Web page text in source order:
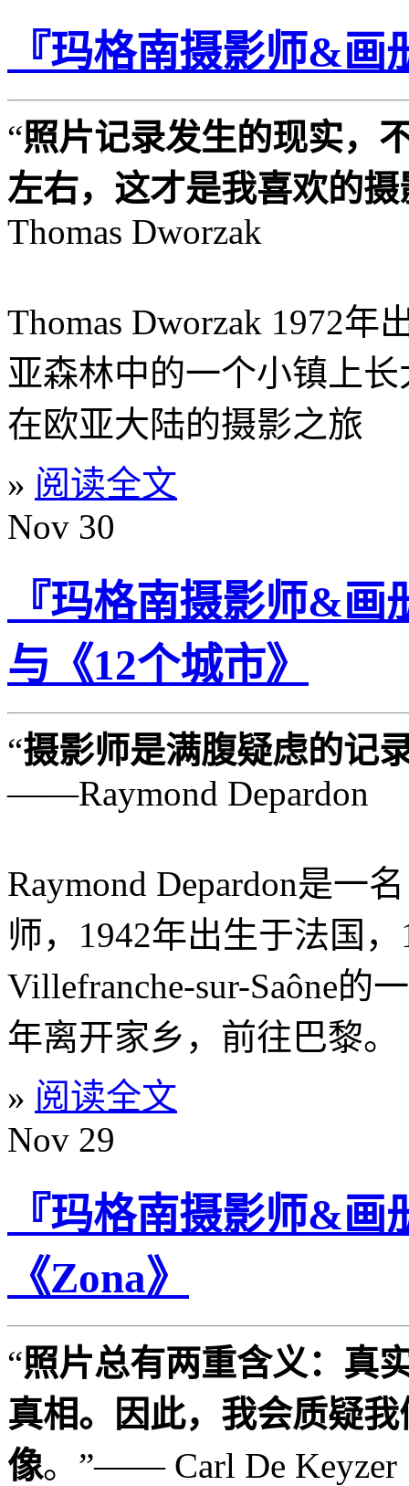
『玛格南摄影师&
“照片记录发生的现实，
左右，这才是我喜欢的
Thomas Dworzak
Thomas Dworzak 1972
亚森林中的一个小镇上
在欧亚大陆的摄影之旅
» 阅读全文
Nov 30
『玛格南摄影师&
与《12个城市》
“摄影师是满腹疑虑的记
——Raymond Depardon
Raymond Depardon是一
师，1942年出生于法国
Villefranche-sur-Saône的
年离开家乡，前往巴黎。
» 阅读全文
Nov 29
『玛格南摄影师&
《Zona》
“照片总有两重含义：真
真相。因此，我会质疑
像。”—— Carl De Keyzer